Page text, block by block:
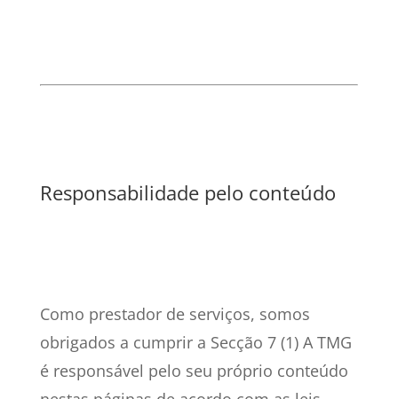
Responsabilidade pelo conteúdo
Como prestador de serviços, somos
obrigados a cumprir a Secção 7 (1) A TMG
é responsável pelo seu próprio conteúdo